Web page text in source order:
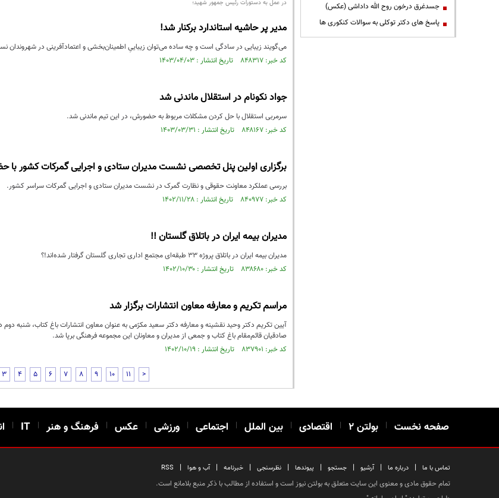
در عمل به دستورات رئیس جمهور شهید؛
مدیر پر حاشیه استاندارد برکنار شد!
می‌گویند زیبایی در سادگی است و چه ساده می‌توان زیباییِ اطمینان‌بخشی و اعتمادآفرینی در شهروندان
کد خبر: ۸۴۸۳۱۷ تاریخ انتشار : ۱۴۰۳/۰۴/۰۳
جواد نکونام در استقلال ماندنی شد
سرمربی استقلال با حل کردن مشکلات مربوط به حضورش، در این تیم ماندنی شد.
کد خبر: ۸۴۸۱۶۷ تاریخ انتشار : ۱۴۰۳/۰۳/۳۱
برگزاری اولین پنل تخصصی نشست مدیران ستادی و اجرایی گمرکات کشور با
بررسی عملکرد معاونت حقوقی و نظارت گمرک در نشست مدیران ستادی و اجرایی گمرکات سراسر کشور.
کد خبر: ۸۴۰۹۷۷ تاریخ انتشار : ۱۴۰۲/۱۱/۲۸
مدیران بیمه ایران در باتلاق گلستان !!
مدیران بیمه ایران در باتلاق پروژه ۳۳ طبقه‌ای مجتمع اداری تجاری گلستان گرفتار شده‌اند!؟
کد خبر: ۸۳۸۶۸۰ تاریخ انتشار : ۱۴۰۲/۱۰/۳۰
مراسم تکریم و معارفه معاون انتشارات برگزار شد
صادقیان قائم‌مقام باغ کتاب و جمعی از مدیران و معاونان این مجموعه فرهنگی برپا شد.
کد خبر: ۸۳۷۹۰۱ تاریخ انتشار : ۱۴۰۲/۱۰/۱۹
3 4 5 6 7 8 9 10 11 >
جسدغرق درخون روح الله داداشی (عکس)
پاسخ های دکتر توکلی به سوالات کنکوری ها
صفحه نخست | بولتن ۲ | اقتصادی | بین الملل | اجتماعی | ورزشی | عکس | فرهنگ و هنر |
IT
|
تماس با ما | درباره ما | آرشیو | جستجو | پیوندها | نظرسنجی | خبرنامه | آب و هوا |
RSS
تمام حقوق مادی و معنوی این سایت متعلق به بولتن نیوز است و استفاده از مطالب با ذکر منبع بلامانع است.